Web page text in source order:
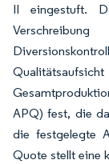
II eingestuft.
APQ) fest, die
die festgelegte
Quote stellt eine